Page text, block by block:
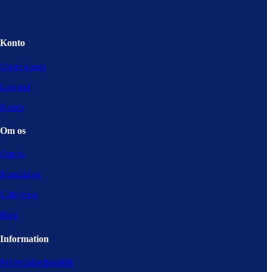
Konto
Opret konto
Log ind
Konto
Om os
Om os
Kontakt os
Udlejning
Blog
Information
Fortrolighedspolitik